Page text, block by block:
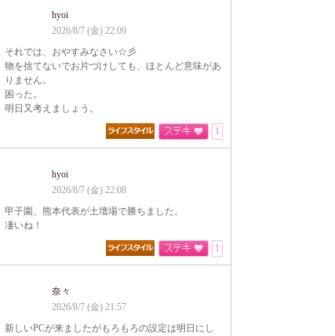
hyoi
2026/8/7 (金) 22:09
それでは、おやすみなさい☆彡
物を捨てないでお片づけしても、ほとんど意味があ
りません。
困った。
明日又考えましょう。
1
hyoi
2026/8/7 (金) 22:08
甲子園、熊本代表が土壇場で勝ちました。
凄いね！
1
奈々
2026/8/7 (金) 21:57
新しいPCが来ましたがもろもろの設定は明日にし